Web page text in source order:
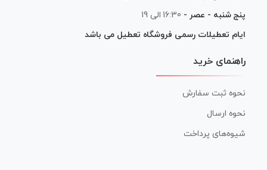
پنج شنبه - عصر - 16:30 الی 19
ایام تعطیلات رسمی فروشگاه تعطیل می باشد
راهنمای خرید
نحوه ثبت سفارش
نحوه ارسال
شیوه‌های پرداخت